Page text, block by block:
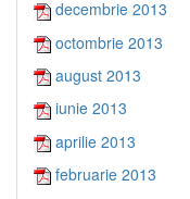
decembrie 2013
octombrie 2013
august 2013
iunie 2013
aprilie 2013
februarie 2013